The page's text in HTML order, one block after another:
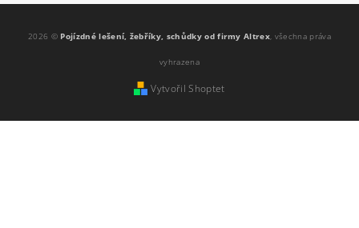
2026 © Pojízdné lešení, žebříky, schůdky od firmy Altrex, všechna práva
vyhrazena
Vytvořil Shoptet